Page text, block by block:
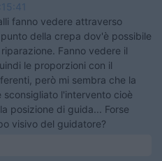
fanno vedere attraverso
della crepa dov'è possibile
Fanno vedere il
le proporzioni con il
però mi sembra che la
sconsigliato l'intervento cioè
posizione di guida... Forse
visivo del guidatore?